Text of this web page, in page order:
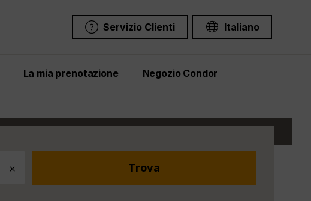
Servizio Clienti Italiano
La mia prenotazione Negozio Condor